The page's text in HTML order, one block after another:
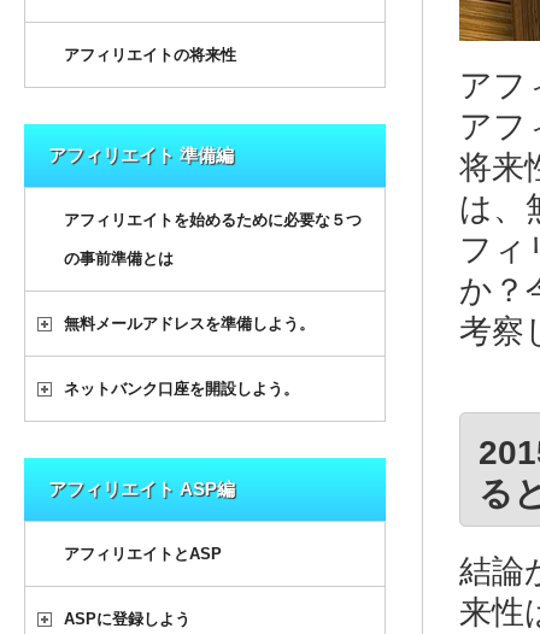
アフ
アフ
将来
は、
フィ
か？
考察
る
結論
来性
アフィリエイトの将来性
アフィリエイト 準備編
アフィリエイトを始めるために必要な５つ
の事前準備とは
無料メールアドレスを準備しよう。
ネットバンク口座を開設しよう。
アフィリエイト ASP編
アフィリエイトとASP
ASPに登録しよう